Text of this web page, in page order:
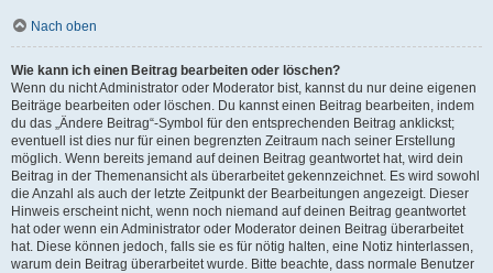
Nach oben
Wie kann ich einen Beitrag bearbeiten oder löschen?
Wenn du nicht Administrator oder Moderator bist, kannst du nur deine eigenen
Beiträge bearbeiten oder löschen. Du kannst einen Beitrag bearbeiten, indem
du das „Ändere Beitrag“-Symbol für den entsprechenden Beitrag anklickst;
eventuell ist dies nur für einen begrenzten Zeitraum nach seiner Erstellung
möglich. Wenn bereits jemand auf deinen Beitrag geantwortet hat, wird dein
Beitrag in der Themenansicht als überarbeitet gekennzeichnet. Es wird sowohl
die Anzahl als auch der letzte Zeitpunkt der Bearbeitungen angezeigt. Dieser
Hinweis erscheint nicht, wenn noch niemand auf deinen Beitrag geantwortet
hat oder wenn ein Administrator oder Moderator deinen Beitrag überarbeitet
hat. Diese können jedoch, falls sie es für nötig halten, eine Notiz hinterlassen,
warum dein Beitrag überarbeitet wurde. Bitte beachte, dass normale Benutzer